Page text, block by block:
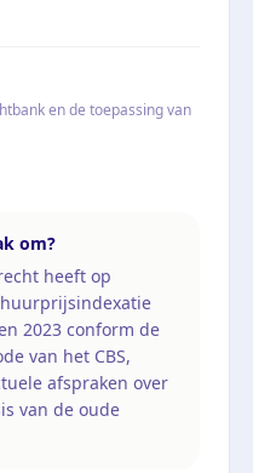
en de toepassing van
om?
heeft op
2023 conform de
van het CBS,
afspraken over
van de oude